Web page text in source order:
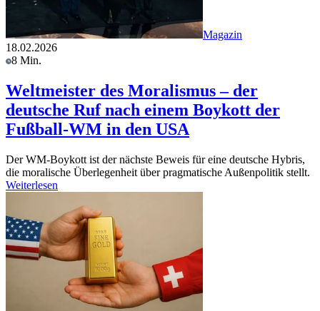
Magazin
18.02.2026
8 Min.
Weltmeister des Moralismus – der
deutsche Ruf nach einem Boykott der
Fußball-WM in den USA
Der WM-Boykott ist der nächste Beweis für eine deutsche Hybris,
die moralische Überlegenheit über pragmatische Außenpolitik stellt.
Weiterlesen